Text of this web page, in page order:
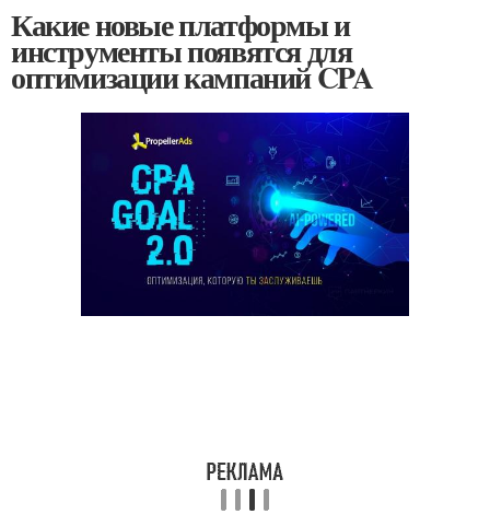
Какие новые платформы и
инструменты появятся для
оптимизации кампаний CPA